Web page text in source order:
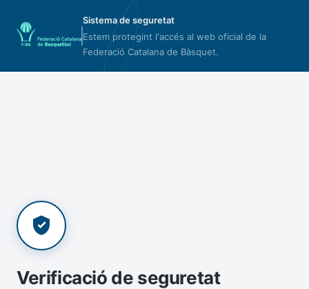
Sistema de seguretat
Estem protegint l'accés al web oficial de la
Federació Catalana de Bàsquet.
Verificació de seguretat